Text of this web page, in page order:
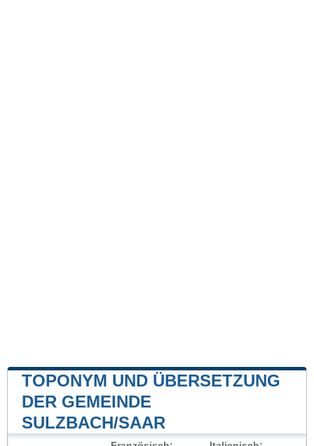
TOPONYM UND ÜBERSETZUNG
DER GEMEINDE
SULZBACH/SAAR